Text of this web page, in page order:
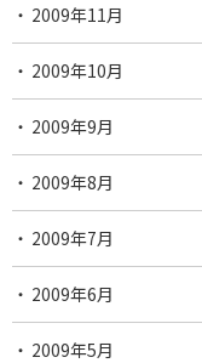
2009年11月
2009年10月
2009年9月
2009年8月
2009年7月
2009年6月
2009年5月